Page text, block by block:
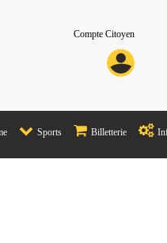
Compte Citoyen
Sports Billetterie